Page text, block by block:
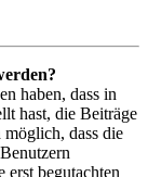
haben, dass in
hast, die Beiträge
möglich, dass die
erst begutachten